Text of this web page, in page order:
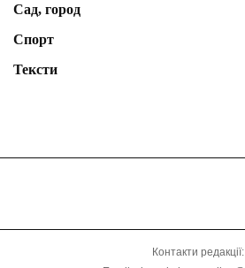
Сад, город
Спорт
Тексти
Контакти редакції: